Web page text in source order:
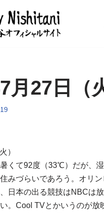
月27日（
）
くて92度（33℃）だが、
みづらいであろう。オリ
日本の出る競技はNBCは
。Cool TVとかいうのが